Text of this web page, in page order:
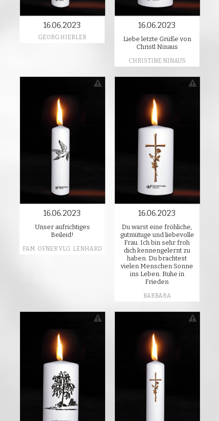
16.06.2023
GEORG HIEBLER
16.06.2023
Liebe letzte Grüße von
Christl Ninaus
CHRISTINE NINAUS
16.06.2023
Unser aufrichtiges
Beileid!
FAM. OFNER VLG. LENHARD
16.06.2023
Du warst eine fröhliche,
gutmütuge und liebevolle
Frau. Ich bin sehr froh
dich kennengelernt zu
haben. Du brachtest
vielen Menschen Sonne
ins Leben. Ruhe in
Frieden
BARBARA